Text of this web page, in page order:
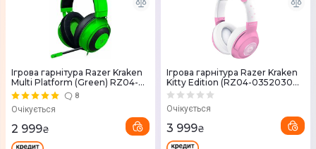
Ігрова гарнітура Razer Kraken
Multi Platform (Green) RZ04-
02830200-R3M1
8
Очікується
2 999₴
Ігрова гарнітура Razer Kraken
Kitty Edition (RZ04-03520300-
R3M1)
Очікується
3 999₴